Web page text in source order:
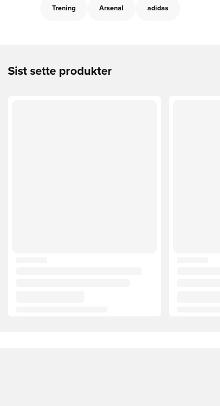
Trening Arsenal adidas
Sist sette produkter